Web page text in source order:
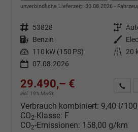
unverbindliche Lieferzeit: 30.08.2026
Fahrzeugnr. 53828 Getriebe
Kraftstoff Benzin Außenfarbe
Leistung 110 kW (150 PS) Kilometerstand
20
07.08.2026
29.490,– €
incl. 19% MwSt.
Verbrauch kombiniert: 9,40 l/
CO2-Klasse: F
CO2-Emissionen: 158,00 g/km